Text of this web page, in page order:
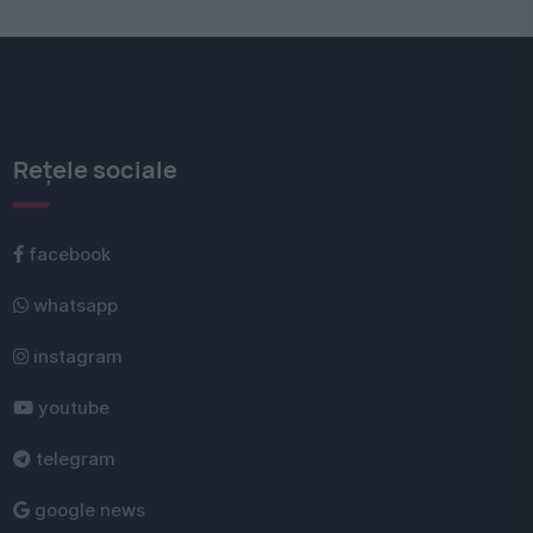
Rețele sociale
facebook
whatsapp
instagram
youtube
telegram
google news